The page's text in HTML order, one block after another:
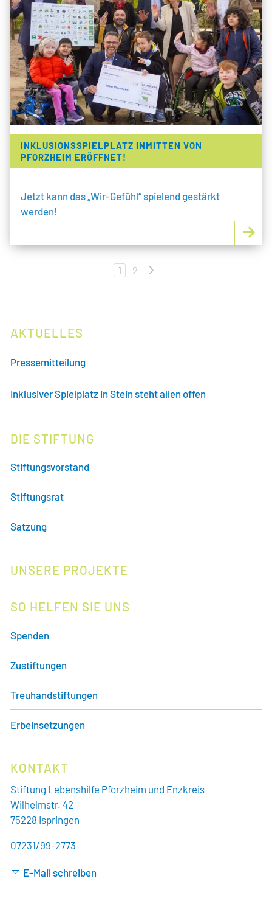
INKLUSIONSSPIELPLATZ INMITTEN VON
PFORZHEIM ERÖFFNET!
Jetzt kann das „Wir-Gefühl“ spielend gestärkt
werden!
1 2 >
AKTUELLES
Pressemitteilung
Inklusiver Spielplatz in Stein steht allen offen
DIE STIFTUNG
Stiftungsvorstand
Stiftungsrat
Satzung
UNSERE PROJEKTE
SO HELFEN SIE UNS
Spenden
Zustiftungen
Treuhandstiftungen
Erbeinsetzungen
KONTAKT
Stiftung Lebenshilfe Pforzheim und Enzkreis
Wilhelmstr. 42
75228 Ispringen
07231/99-2773
E-Mail schreiben